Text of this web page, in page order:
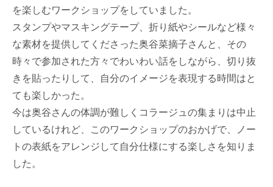
を楽しむワークショップをしていました。
スタンプやマスキングテープ、折り紙やシールなど様々
な素材を提供してくださった奥谷菜摘子さんと、その
時々で参加された方々でわいわい話をしながら、切り抜
きを貼ったりして、自分のイメージを表現する時間はと
ても楽しかった。
今は奥谷さんの体調が難しくコラージュの集まりは中止
しているけれど、このワークショップのおかげで、ノー
トの表紙をアレンジして自分仕様にする楽しさを知りま
した。